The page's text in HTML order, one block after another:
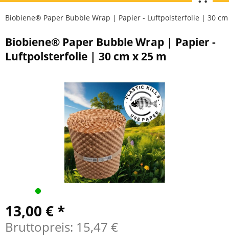
Biobiene® Paper Bubble Wrap | Papier - Luftpolsterfolie | 30 cm
Biobiene® Paper Bubble Wrap | Papier -
Luftpolsterfolie | 30 cm x 25 m
13,00 € *
Bruttopreis: 15,47 €